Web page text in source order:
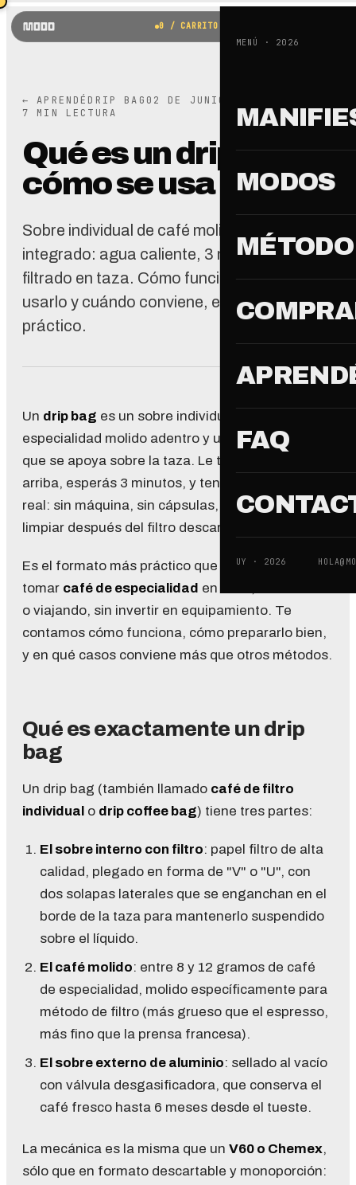
0 / CARRITO
MENÚ · 2026
MODOS
MÉTODO
FAQ
UY · 2026
← APRENDÉ DRIP BAG 02 DE JUNIO DE 2026
7
MIN LECTURA
Qué es un drip bag y
cómo se usa
Sobre individual de café molido con filtro
integrado: agua caliente, 3 minutos, café
filtrado en taza. Cómo funciona, cómo
usarlo y cuándo conviene, en modo
práctico.
Un drip bag es un sobre individual con café de
especialidad molido adentro y un filtro plegable
que se apoya sobre la taza. Le tirás agua caliente
arriba, esperás 3 minutos, y tenés un café filtrado
real: sin máquina, sin cápsulas, sin nada para
limpiar después del filtro descartable.
Es el formato más práctico que existe hoy para
tomar café de especialidad en casa, en la oficina
o viajando, sin invertir en equipamiento. Te
contamos cómo funciona, cómo prepararlo bien,
y en qué casos conviene más que otros métodos.
Qué es exactamente un drip
bag
Un drip bag (también llamado café de filtro
individual o drip coffee bag) tiene tres partes:
El sobre interno con filtro: papel filtro de alta
calidad, plegado en forma de "V" o "U", con
dos solapas laterales que se enganchan en el
borde de la taza para mantenerlo suspendido
sobre el líquido.
El café molido: entre 8 y 12 gramos de café
de especialidad, molido específicamente para
método de filtro (más grueso que el espresso,
más fino que la prensa francesa).
El sobre externo de aluminio: sellado al vacío
con válvula desgasificadora, que conserva el
café fresco hasta 6 meses desde el tueste.
La mecánica es la misma que un V60 o Chemex,
sólo que en formato descartable y monoporción: